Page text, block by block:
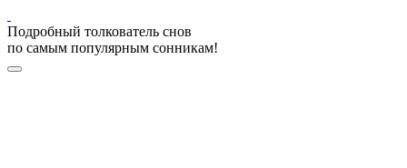
Подробный толкователь снов
по самым популярным сонникам!